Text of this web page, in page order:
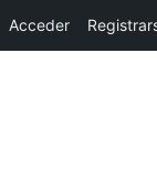
Acceder